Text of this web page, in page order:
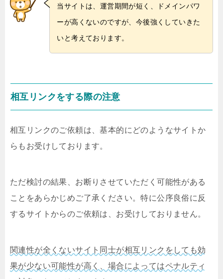
当サイトは、運営期間が短く、ドメインパワ
ーが高くないのですが、今後強くしていきた
いと考えております。
相互リンクをする際の注意
相互リンクのご依頼は、基本的にどのようなサイトか
らもお受けしております。
ただ検討の結果、お断りさせていただく可能性がある
ことをあらかじめご了承ください。特に公序良俗に反
するサイトからのご依頼は、お受けしておりません。
関連性が全くないサイト同士が相互リンクをしても効
果が少ない可能性が高く、場合によってはペナルティ